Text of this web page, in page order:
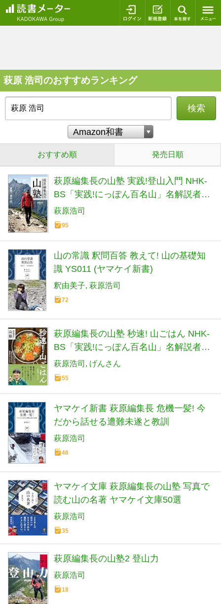
ログイン 新規登録
萩原 浩司のおすすめランキング
検索
おすすめ順 発売日順
萩原編集長の山塾 実践!登山入門 NHK-
BS「実践!にっぽん百名山」名解説者が
教える!
萩原浩司
95
山の常識 釈問百答 教えて! 山の基礎知
識 YS011 (ヤマケイ新書)
釈由美子 萩原浩司
72
萩原編集長の山塾 秒速! 山ごはん NHK-
BS「実践!にっぽん百名山」名解説者が
すすめる
萩原浩司 げんさん
55
ヤマケイ新書 萩原編集長 危機一髪! 今
だから話せる遭難未遂と教訓
萩原浩司
46
ヤマケイ文庫 萩原編集長の山塾 写真で
読む山の名著 ヤマケイ文庫50選
萩原浩司
35
萩原編集長の山塾2 登山力
萩原浩司
18